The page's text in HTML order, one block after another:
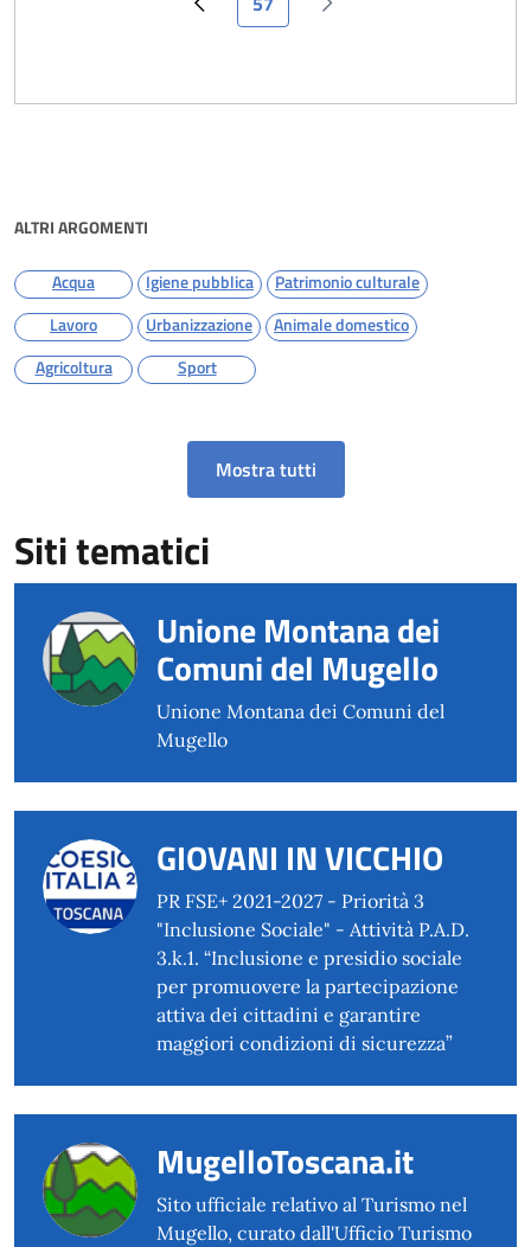
Pagina precedentePagina successiva
ALTRI ARGOMENTI
Acqua Igiene pubblica
Patrimonio culturale
Lavoro
Urbanizzazione
Animale domestico
Agricoltura
Sport
Mostra tutti
Siti tematici
Unione Montana dei
Comuni del Mugello
Unione Montana dei Comuni del
Mugello
GIOVANI IN VICCHIO
PR FSE+ 2021-2027 - Priorità 3
"Inclusione Sociale" - Attività P.A.D.
3.k.1. “Inclusione e presidio sociale
per promuovere la partecipazione
attiva dei cittadini e garantire
maggiori condizioni di sicurezza”
MugelloToscana.it
Sito ufficiale relativo al Turismo nel
Mugello, curato dall'Ufficio Turismo